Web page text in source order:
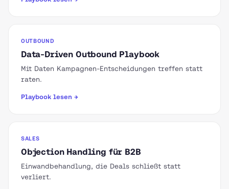
OUTBOUND
Data-Driven Outbound Playbook
Mit Daten Kampagnen-Entscheidungen treffen statt
raten.
Playbook lesen →
SALES
Objection Handling für B2B
Einwandbehandlung, die Deals schließt statt
verliert.